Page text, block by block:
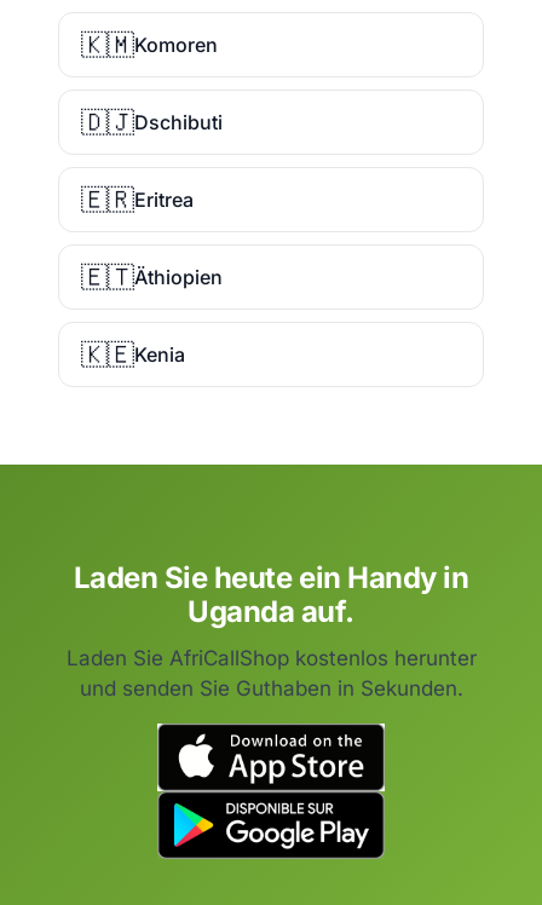
🇰🇲Komoren
🇩🇯Dschibuti
🇪🇷Eritrea
🇪🇹Äthiopien
🇰🇪Kenia
Laden Sie heute ein Handy in
Uganda auf.
Laden Sie AfriCallShop kostenlos herunter
und senden Sie Guthaben in Sekunden.